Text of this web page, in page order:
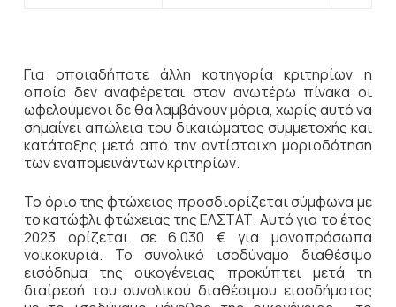
Για οποιαδήποτε άλλη κατηγορία κριτηρίων η
οποία δεν αναφέρεται στον ανωτέρω πίνακα οι
ωφελούμενοι δε θα λαμβάνουν μόρια, χωρίς αυτό να
σημαίνει απώλεια του δικαιώματος συμμετοχής και
κατάταξης μετά από την αντίστοιχη μοριοδότηση
των εναπομεινάντων κριτηρίων.
Το όριο της φτώχειας προσδιορίζεται σύμφωνα με
το κατώφλι φτώχειας της ΕΛΣΤΑΤ. Αυτό για το έτος
2023 ορίζεται σε 6.030 € για μονοπρόσωπα
νοικοκυριά. Το συνολικό ισοδύναμο διαθέσιμο
εισόδημα της οικογένειας προκύπτει μετά τη
διαίρεσή του συνολικού διαθέσιμου εισοδήματος